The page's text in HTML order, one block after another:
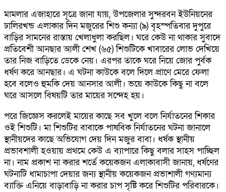
মামলার এজাহারে সূত্রে জানা যায়, উপজেলার সুন্দরবন ইউনিয়নের
ঢালিরখন্ড এলাকার দিন মজুরের শিশু কন্যা (৯) বৃহস্পতিবার দুপুরে
বাড়ির সামনের রাস্তায় খেলাধুলা করছিল। ঘরে কেউ না থাকার সুবাদে
প্রতিবেশী আনছার আলী শেখ (৬৫) শিশুটিকে খাবারের লোভ দেখিয়ে
তার নিজ বাড়িতে ডেকে নেয়। এরপর তাকে ঘরে নিয়ে জোর পুর্বক
ধর্ষণ করে আনছার। এ ঘটনা কাউকে বলে দিলে প্রাণে মেরে ফেলা
হবে বলেও হুমকি দেয় আনসার আলী। ভয়ে কাউকে কিছু না বলে
ঘরে আসলে বিষয়টি তার মায়ের সন্দেহ হয়।
পরে জিজ্ঞেস করলেই মায়ের কাছে সব খুলে বলে নির্যাতনের শিকার
ওই শিশুটি। মা শিশুটির বাবাকে পাষবিক নির্যাতনের ঘটনা জানালে
স্থানীয়দের কাছে অভিযোগ দেয় দিন মজুর বাবা। ধর্ষক স্থানীয়
প্রভাবশালী হওয়ায় প্রথমে কেউ এ ব্যাপারে কিছু বলার সাহস পাচ্ছিল
না। নাম প্রকাশ না করার শর্তে কয়েকজন এলাকাবাসী জানায়, ধর্ষণের
ঘটনাটি ধামাচাপা দেয়ার জন্য স্থানীয় কয়েকজন প্রভাশালী গণ্যমান্য
ব্যাক্তি এনিয়ে বাড়াবাড়ি না করার চাপ সৃষ্টি করে শিশুটির পরিবারকে।